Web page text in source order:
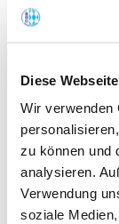
Diese
Wir verwenden
zu können und
analysieren.
Verwendung
soziale
Offene
Tagen
Wirte-
Partner